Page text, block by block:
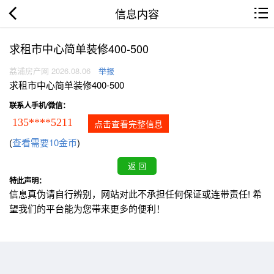
信息内容
求租市中心简单装修400-500
荔浦房产网 2026.08.06 举报
求租市中心简单装修400-500
联系人手机/微信：
135****5211 点击查看完整信息
(查看需要10金币)
特此声明：
信息真伪请自行辨别，网站对此不承担任何保证或连带责任! 希
望我们的平台能为您带来更多的便利！